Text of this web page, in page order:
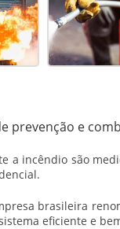
prevenção e
a incêndio são
brasileira
eficiente e